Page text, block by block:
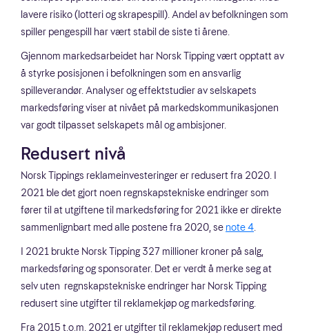
lavere risiko (lotteri og skrapespill). Andel av befolkningen som
spiller pengespill har vært stabil de siste ti årene.
Gjennom markedsarbeidet har Norsk Tipping vært opptatt av
å styrke posisjonen i befolkningen som en ansvarlig
spilleverandør. Analyser og effektstudier av selskapets
markedsføring viser at nivået på markedskommunikasjonen
var godt tilpasset selskapets mål og ambisjoner.
Redusert nivå
Norsk Tippings reklameinvesteringer er redusert fra 2020. I
2021 ble det gjort noen regnskapstekniske endringer som
fører til at utgiftene til markedsføring for 2021 ikke er direkte
sammenlignbart med alle postene fra 2020, se note 4.
I 2021 brukte Norsk Tipping 327 millioner kroner på salg,
markedsføring og sponsorater. Det er verdt å merke seg at
selv uten regnskapstekniske endringer har Norsk Tipping
redusert sine utgifter til reklamekjøp og markedsføring.
Fra 2015 t.o.m. 2021 er utgifter til reklamekjøp redusert med